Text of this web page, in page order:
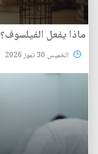
ماذا يفعل الفيلسوف؟
الخميس 30 تموز 2026